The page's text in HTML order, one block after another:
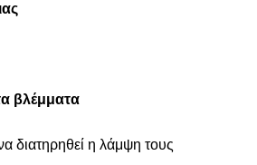
βλέμματα
διατηρηθεί η λάμψη τους